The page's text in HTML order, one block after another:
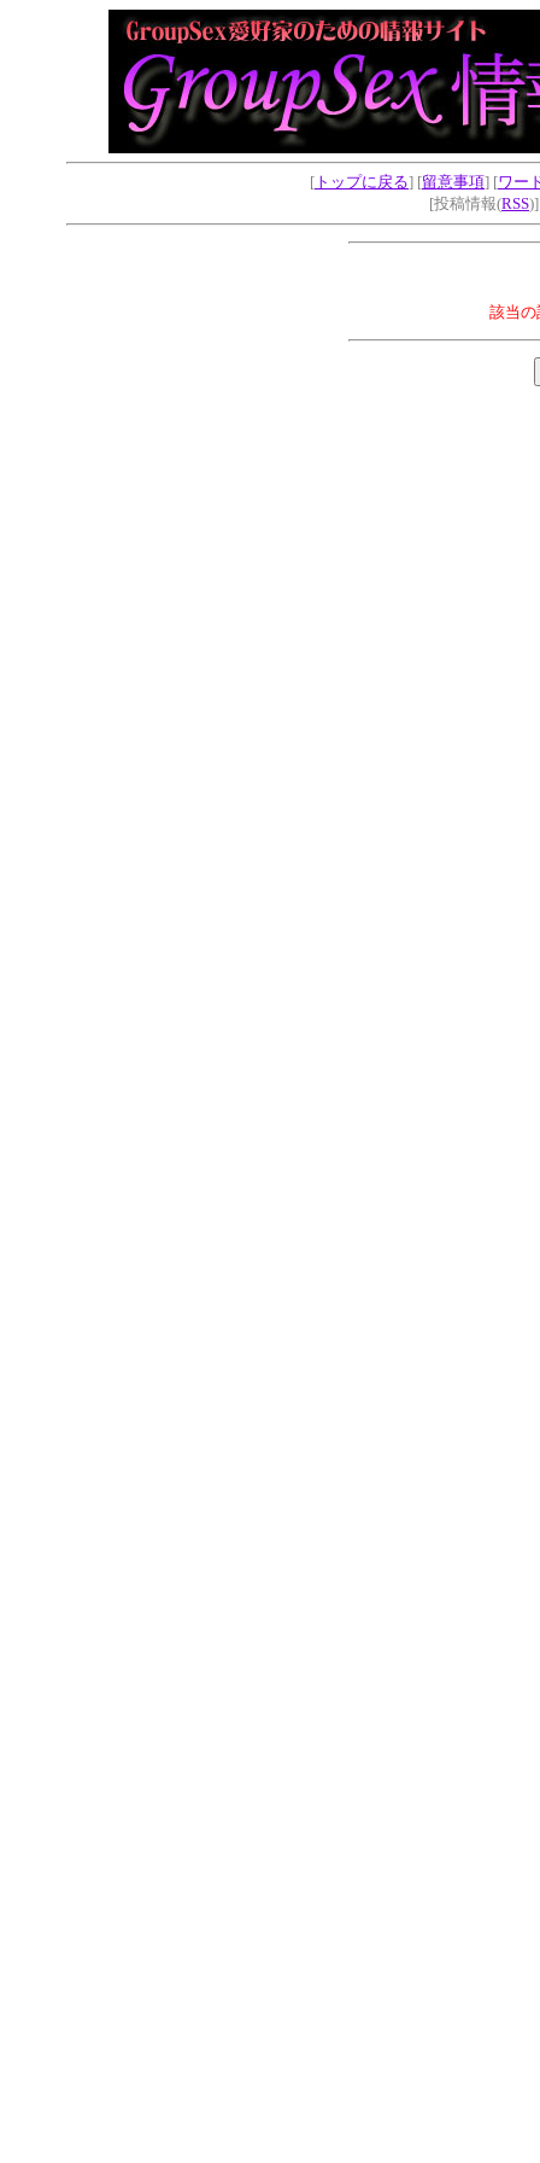
[ トップに戻る] [留意事項] [ワー
[投稿情報(RSS
該当の